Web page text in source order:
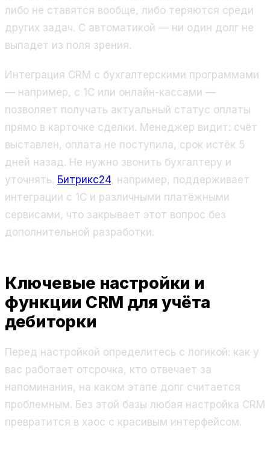
либо не ставятся вообще, либо теряются среди
других задач. С автоматикой — ни один долг не
выпадет из поля зрения.
Интеграция CRM с бухгалтерскими программами
— например, с 1С или онлайн-кассами —
позволяет получать актуальный статус оплаты
прямо в карточке сделки. Менеджер видит: счёт
выставлен, оплата не поступила, срок истёк 5
дней назад. Не нужно звонить бухгалтеру и
уточнять. Битрикс24, например, поддерживает
интеграции с 1С и различными платёжными
сервисами, что закрывает этот вопрос без
дополнительной разработки.
Ключевые настройки и
функции CRM для учёта
дебиторки
Перед настройкой определитесь с логикой: как у
вас работает отсрочка, кто отвечает за
напоминания, на каком этапе долг считается
проблемным. Без этой базы любая настройка CRM
превратится в хаос с красивым интерфейсом.